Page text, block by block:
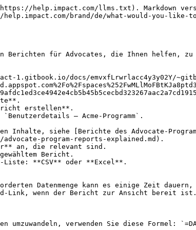
help.impact.com/llms.txt). Markdown
brand/de/what-would-you-like-
für Advocates, die Ihnen helfen, zu
docs/emvxfLrwrlacc4y3y02Y/
erstellen**.
— Acme-Programm`.
program-reports-explained.md).
an, die relevant sind.
Liste: **CSV** oder **Excel**.
Datenmenge kann es einige Zeit
Link, wenn der Bericht zur Ansicht bereit ist.
umzuwandeln, verwenden Sie diese Formel: